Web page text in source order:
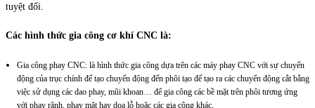
tuyệt đối.
Các hình thức gia công cơ khí CNC là:
Gia công phay CNC: là hình thức gia công dựa trên các máy phay CNC với sự chuyển
động của trục chính để tạo chuyển động đến phôi tạo để tạo ra các chuyển động cắt bằng
việc sử dụng các dao phay, mũi khoan… để gia công các bề mặt trên phôi tương ứng
với phay rãnh, phay mặt hay doa lỗ hoặc các gia công khác.